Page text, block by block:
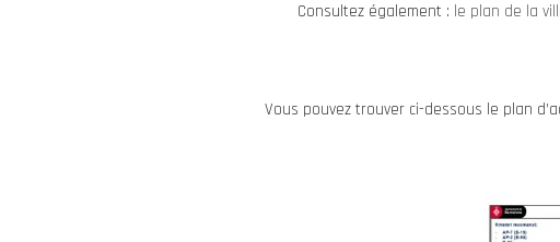
Consultez également : le plan de la
Vous pouvez trouver ci-dessous le plan